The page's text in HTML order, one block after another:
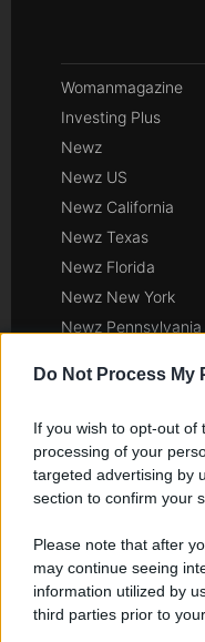
Do Not Process My
If you wish to opt-out of
processing of your
targeted advertising by
section to confirm your
Please note that after
may continue seeing
information utilized by
third parties prior to
Womanmagazine
Investing Plus
Newz
Newz US
Newz California
Newz Texas
Newz Florida
Newz New York
Newz Pennsylvania
Newz Ohio
Hig Tech Mag
Scoop Mag
Lgbtqia News
Motors Magazine
Day Travel 365
Home Magazine
Cineverse Magazine